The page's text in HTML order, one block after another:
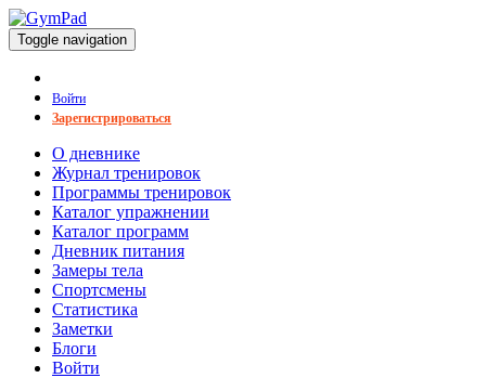
Toggle navigation
Войти
Зарегистрироваться
О дневнике
Журнал тренировок
Программы тренировок
Каталог упражнении
Каталог программ
Дневник питания
Замеры тела
Спортсмены
Статистика
Заметки
Блоги
Войти